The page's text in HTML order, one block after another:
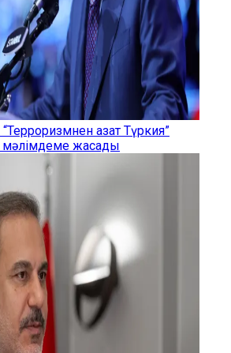
азат Түркия”
жасады